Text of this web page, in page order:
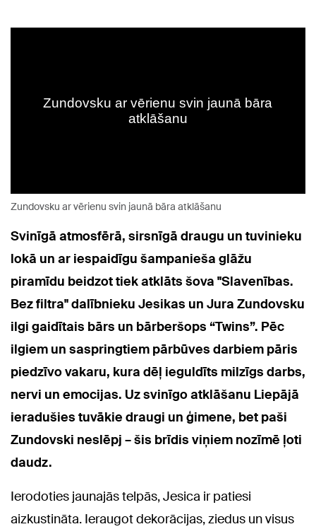
Zundovsku ar vērienu svin jaunā bāra atklāšanu
Svinīgā atmosfērā, sirsnīgā draugu un tuvinieku
lokā un ar iespaidīgu šampanieša glāžu
piramīdu beidzot tiek atklāts šova "Slavenības.
Bez filtra" dalībnieku Jesikas un Jura Zundovsku
ilgi gaidītais bārs un bārberšops “Twins”. Pēc
ilgiem un saspringtiem pārbūves darbiem pāris
piedzīvo vakaru, kura dēļ ieguldīts milzīgs darbs,
nervi un emocijas. Uz svinīgo atklāšanu Liepājā
ieradušies tuvākie draugi un ģimene, bet paši
Zundovski neslēpj – šis brīdis viņiem nozīmē ļoti
daudz.
Ierodoties jaunajās telpās, Jesica ir patiesi
aizkustināta. Ieraugot dekorācijas, ziedus un visus